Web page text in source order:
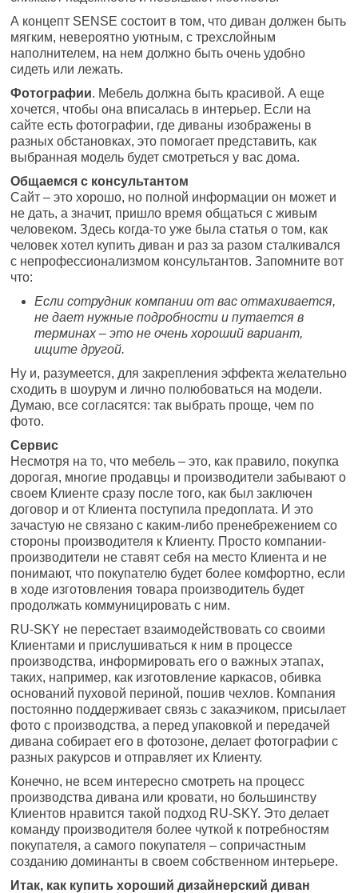
А концепт SENSE состоит в том, что диван должен быть
мягким, невероятно уютным, с трехслойным
наполнителем, на нем должно быть очень удобно
сидеть или лежать.
Фотографии. Мебель должна быть красивой. А еще
хочется, чтобы она вписалась в интерьер. Если на
сайте есть фотографии, где диваны изображены в
разных обстановках, это помогает представить, как
выбранная модель будет смотреться у вас дома.
Общаемся с консультантом
Сайт – это хорошо, но полной информации он может и
не дать, а значит, пришло время общаться с живым
человеком. Здесь когда-то уже была статья о том, как
человек хотел купить диван и раз за разом сталкивался
с непрофессионализмом консультантов. Запомните вот
что:
Если сотрудник компании от вас отмахивается,
не дает нужные подробности и путается в
терминах – это не очень хороший вариант,
ищите другой.
Ну и, разумеется, для закрепления эффекта желательно
сходить в шоурум и лично полюбоваться на модели.
Думаю, все согласятся: так выбрать проще, чем по
фото.
Сервис
Несмотря на то, что мебель – это, как правило, покупка
дорогая, многие продавцы и производители забывают о
своем Клиенте сразу после того, как был заключен
договор и от Клиента поступила предоплата. И это
зачастую не связано с каким-либо пренебрежением со
стороны производителя к Клиенту. Просто компании-
производители не ставят себя на место Клиента и не
понимают, что покупателю будет более комфортно, если
в ходе изготовления товара производитель будет
продолжать коммуницировать с ним.
RU-SKY не перестает взаимодействовать со своими
Клиентами и прислушиваться к ним в процессе
производства, информировать его о важных этапах,
таких, например, как изготовление каркасов, обивка
оснований пуховой периной, пошив чехлов. Компания
постоянно поддерживает связь с заказчиком, присылает
фото с производства, а перед упаковкой и передачей
дивана собирает его в фотозоне, делает фотографии с
разных ракурсов и отправляет их Клиенту.
Конечно, не всем интересно смотреть на процесс
производства дивана или кровати, но большинству
Клиентов нравится такой подход RU-SKY. Это делает
команду производителя более чуткой к потребностям
покупателя, а самого покупателя – сопричастным
созданию доминанты в своем собственном интерьере.
Итак, как купить хороший дизайнерский диван